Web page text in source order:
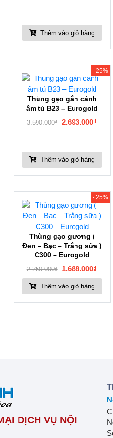
Thêm vào giỏ hàng
- 25%
Thùng gạo gắn cánh
âm tủ B23 – Eurogold
3.590.000₫ 2.693.000₫
Thêm vào giỏ hàng
- 25%
Thùng gạo gương (
Đen – Bạc – Trắng sữa )
C300 – Eurogold
2.250.000₫ 1.688.000₫
Thêm vào giỏ hàng
DỊCH VỤ NỘI